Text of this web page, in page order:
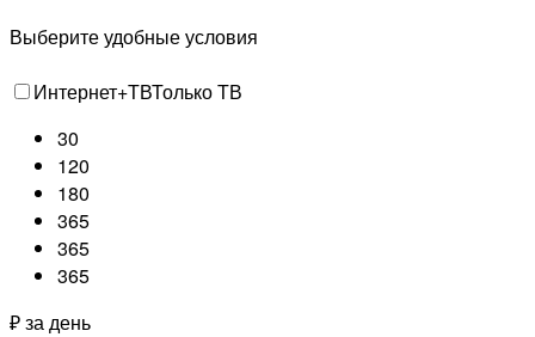
Выберите удобные условия
Интернет+ТВТолько ТВ
30
120
180
365
365
365
₽ за день